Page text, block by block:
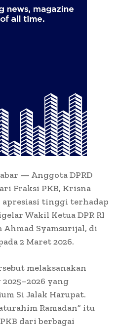
— Anggota DPRD
Fraksi PKB, Krisna
apresiasi tinggi terhadap
Wakil Ketua DPR RI
Ahmad Syamsurijal, di
2 Maret 2026.
melaksanakan
yang
Si Jalak Harupat.
Ramadan” itu
dari berbagai